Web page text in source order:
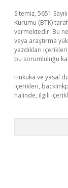
Sitemiz, 5651
Kurumu (BTK)
vermektedir. Bu
veya araştırma
yazdıkları
bu sorumluluğu
Hukuka ve yasal
içerikleri,
halinde, ilgili